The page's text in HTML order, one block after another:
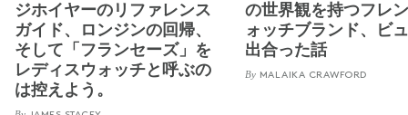
ジホイヤーのリファレンス
ガイド、ロンジンの回帰、
そして「フランセーズ」を
レディスウォッチと呼ぶの
は控えよう。
の世界観を持つフレ
ォッチブランド、ビ
出合った話
By MALAIKA CRAWFORD